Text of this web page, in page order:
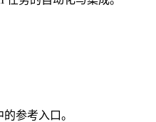
参考入口。